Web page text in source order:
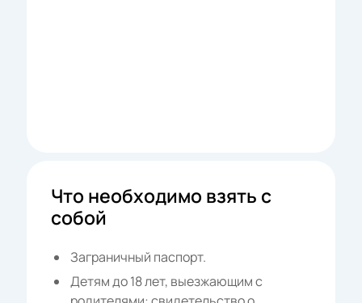
Что необходимо взять с
собой
Заграничный паспорт.
Детям до 18 лет, выезжающим с